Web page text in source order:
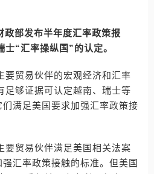
政部发布半年度汇率政策报
“汇率操纵国”的认定。
要贸易伙伴的宏观经济和汇率
足够证据可认定越南、瑞士等
们满足美国要求加强汇率政策接
要贸易伙伴满足美国相关法案
强汇率政策接触的标准。但美国